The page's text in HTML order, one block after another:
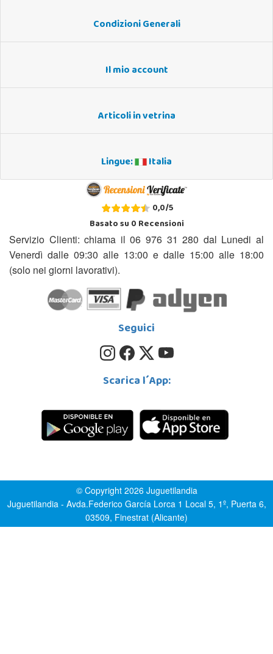
Condizioni Generali
Il mio account
Articoli in vetrina
Lingue: Italia
0,0/5
Basato su0Recensioni
Servizio Clienti: chiama il 06 976 31 280 dal Lunedi al
Venerdì dalle 09:30 alle 13:00 e dalle 15:00 alle 18:00
(solo nei giorni lavorativi).
Seguici
Scarica l´App:
© Copyright 2026 Juguetilandia
Juguetilandia - Avda.Federico García Lorca 1 Local 5, 1º, Puerta 6,
03509, Finestrat (Alicante)